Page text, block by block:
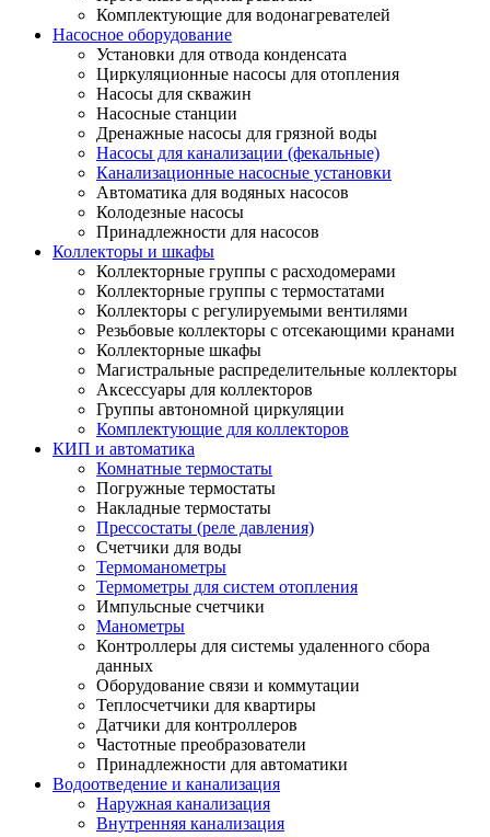
Комплектующие для водонагревателей
Насосное оборудование
Установки для отвода конденсата
Циркуляционные насосы для отопления
Насосы для скважин
Насосные станции
Дренажные насосы для грязной воды
Насосы для канализации (фекальные)
Канализационные насосные установки
Автоматика для водяных насосов
Колодезные насосы
Принадлежности для насосов
Коллекторы и шкафы
Коллекторные группы с расходомерами
Коллекторные группы с термостатами
Коллекторы с регулируемыми вентилями
Резьбовые коллекторы с отсекающими кранами
Коллекторные шкафы
Магистральные распределительные коллекторы
Аксессуары для коллекторов
Группы автономной циркуляции
Комплектующие для коллекторов
КИП и автоматика
Комнатные термостаты
Погружные термостаты
Накладные термостаты
Прессостаты (реле давления)
Счетчики для воды
Термоманометры
Термометры для систем отопления
Импульсные счетчики
Манометры
Контроллеры для системы удаленного сбора
данных
Оборудование связи и коммутации
Теплосчетчики для квартиры
Датчики для контроллеров
Частотные преобразователи
Принадлежности для автоматики
Водоотведение и канализация
Наружная канализация
Внутренняя канализация